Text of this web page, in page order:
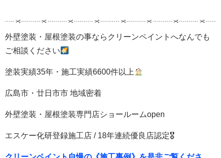
外壁塗装・屋根塗装の事ならクリーンペイントへなんでも
ご相談ください
塗装実績35年・施工実績6600件以上
広島市・廿日市市 地域密着
外壁塗装・屋根塗装専門店ショールームopen
エスケー化研登録施工店 / 18年連続優良店認定🎖